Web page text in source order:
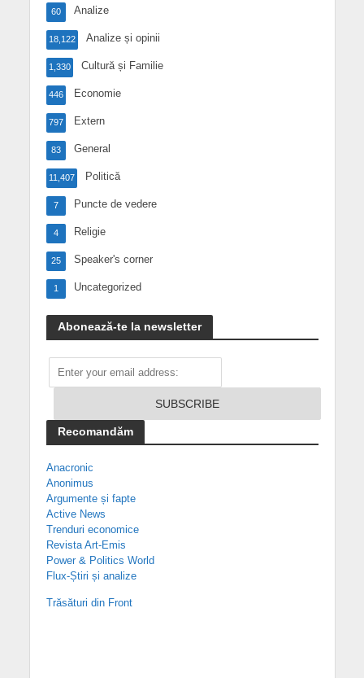
Analize
60
Analize și opinii
18,122
Cultură și Familie
1,330
Economie
446
Extern
797
General
83
Politică
11,407
Puncte de vedere
7
Religie
4
Speaker's corner
25
Uncategorized
1
Abonează-te la newsletter
Recomandăm
Anacronic
Anonimus
Argumente și fapte
Active News
Trenduri economice
Revista Art-Emis
Power & Politics World
Flux-Știri și analize
Trăsături din Front